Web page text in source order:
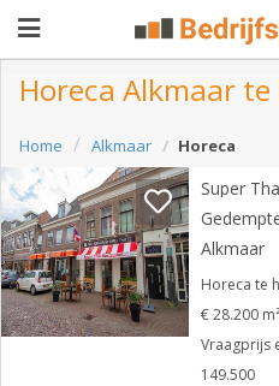
Pand
aanbieden
Pand
zoeken
Waarom
adverteren
Premium
Horeca Alkmaar
Home Alkmaar Horeca
Alkmaar
Horeca te
€ 28.200
Vraagprijs
149.500